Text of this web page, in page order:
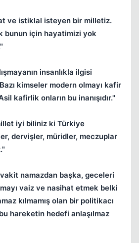
ve istiklal isteyen bir milletiz.
bunun için hayatimizi yok
insanlıkla ilgisi
Bazı kimseler modern olmayı kafir
kafirlik onların bu inanışıdır."
iyi biliniz ki Türkiye
dervişler, müridler, meczuplar
namazdan başka, geceleri
vaiz ve nasihat etmek belki
kılmamış olan bir politikacı
hareketin hedefi anlaşılmaz